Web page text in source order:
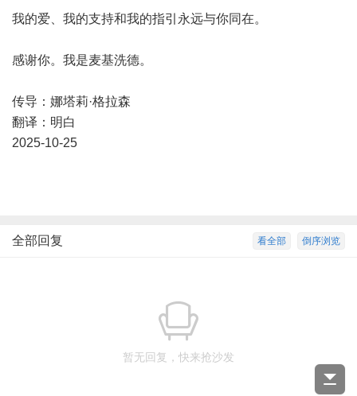
我的爱、我的支持和我的指引永远与你同在。
感谢你。我是麦基洗德。
传导：娜塔莉·格拉森
翻译：明白
2025-10-25
倒序浏览
看全部
全部回复
暂无回复，快来抢沙发